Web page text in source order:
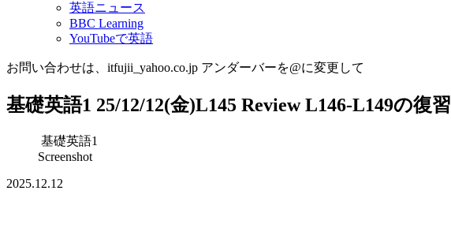
英語ニュース
BBC Learning
YouTubeで英語
お問い合わせは、itfujii_yahoo.co.jp アンダーバーを@に変更して
基礎英語1 25/12/12(金)L145 Review L146-L149の復習
基礎英語1
Screenshot
2025.12.12